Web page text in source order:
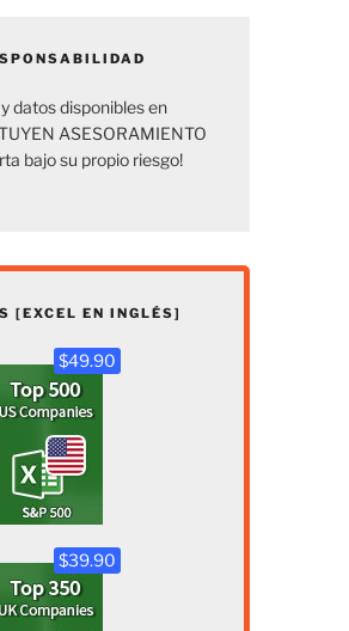
datos disponibles en
ASESORAMIENTO
bajo su propio riesgo!
[EXCEL EN INGLÉS]
$49.90
$39.90